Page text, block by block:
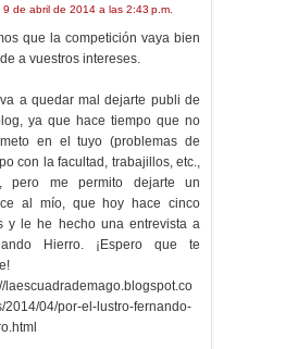
9 de abril de 2014 a las 2:43 p.m.
que la competición vaya bien
a vuestros intereses.
va a quedar mal dejarte publi de
ya que hace tiempo que no
en el tuyo (problemas de
con la facultad, trabajillos, etc.,
pero me permito dejarte un
al mío, que hoy hace cinco
y le he hecho una entrevista a
Hierro. ¡Espero que te
laescuadrademago.blogspot.co
2014/04/por-el-lustro-fernando-